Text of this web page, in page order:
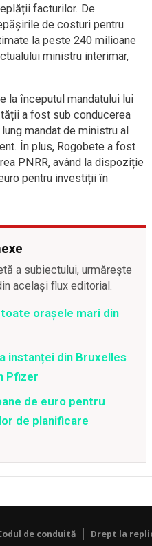
facturilor. De
de costuri pentru
la peste 240 milioane
ministru interimar,
la începutul mandatului lui
a fost sub conducerea
mandat de ministru al
În plus, Rogobete a fost
PNRR, având la dispoziție
pentru investiții în
a subiectului, urmărește
același flux editorial.
orașele mari din
instanței din Bruxelles
Pfizer
de euro pentru
de planificare
de conduită Drept la